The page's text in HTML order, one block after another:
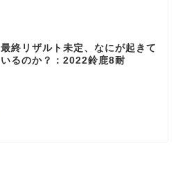
最終リザルト未定、なにが起きて
いるのか？：2022鈴鹿8耐